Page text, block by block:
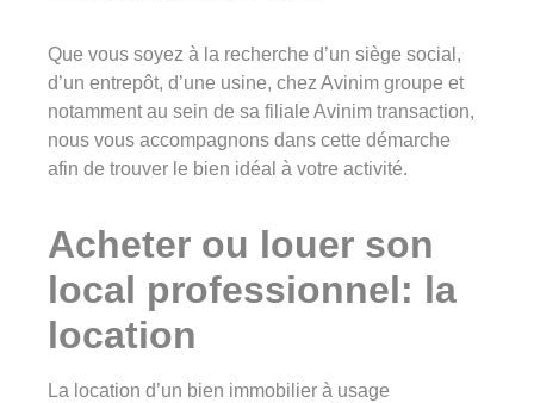
03 29 22 30 00
Lundi au vendredi ( 8h00 – 17h00 )
Avinim Construction
Lundi au vendredi ( 8h00 – 17h00 )
Que vous soyez à la recherche d’un siège social,
d’un entrepôt, d’une usine, chez Avinim groupe et
notamment au sein de sa filiale Avinim transaction,
nous vous accompagnons dans cette démarche
afin de trouver le bien idéal à votre activité.
Acheter ou louer son
local professionnel: la
location
La location d’un bien immobilier à usage